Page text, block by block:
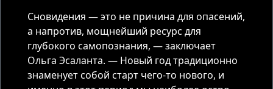
Сновидения — это не причина для опасений,
а напротив, мощнейший ресурс для
глубокого самопознания, — заключает
Ольга Эсаланта. — Новый год традиционно
знаменует собой старт чего-то нового, и